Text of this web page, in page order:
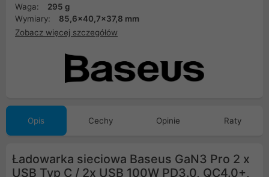
Waga:
295 g
Wymiary:
85,6x40,7x37,8 mm
Zobacz więcej szczegółów
Opis Cechy Opinie Raty
Ładowarka sieciowa Baseus GaN3 Pro 2 x
USB Typ C / 2x USB 100W PD3.0, QC4.0+,